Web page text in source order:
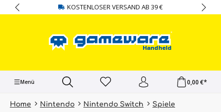
springen KOSTENLOSER VERSAND AB 39 €
Menü 0,00 €*
Home Nintendo Nintendo Switch Spiele